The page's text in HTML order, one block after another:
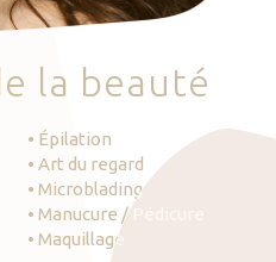
e la beauté
• Épilation
• Art du regard
• Microblading
• Manucure / Pédicure
• Maquillage